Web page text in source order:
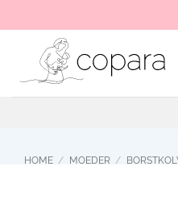
naar
HOME / MOEDER /